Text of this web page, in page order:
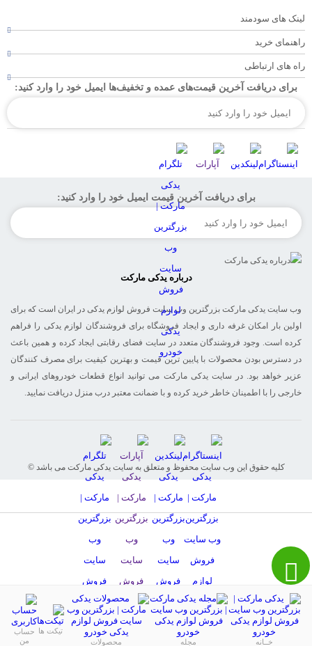
لینک های سودمند
راهنمای خرید
راه های ارتباطی
برای دریافت آخرین قیمت‌های عمده و تخفیف‌ها ایمیل خود را وارد کنید:
برای دریافت آخرین قیمت ایمیل خود را وارد کنید:
درباره یدکی مارکت
وب سایت یدکی مارکت بزرگترین وب سایت فروش لوازم یدکی در ایران است که برای
اولین بار امکان غرفه داری و ایجاد فروشگاه برای فروشندگان لوازم یدکی را فراهم
کرده است. وجود فروشندگان متعدد در سایت فضای رقابتی ایجاد کرده و همین باعث
در دسترس بودن محصولات با پایین ترین قیمت و بهترین کیفیت برای مصرف کنندگان
عزیر خواهد بود. در سایت یدکی مارکت می توانید انواع قطعات خودروهای ایرانی و
خارجی را با اطمینان خاطر خرید کرده و با ضمانت معتبر درب منزل دریافت نمایید.
© کلیه حقوق این وب سایت محفوظ و متعلق به سایت یدکی مارکت می باشد
خــانه مجله محصولات
تیکت ها حساب
من